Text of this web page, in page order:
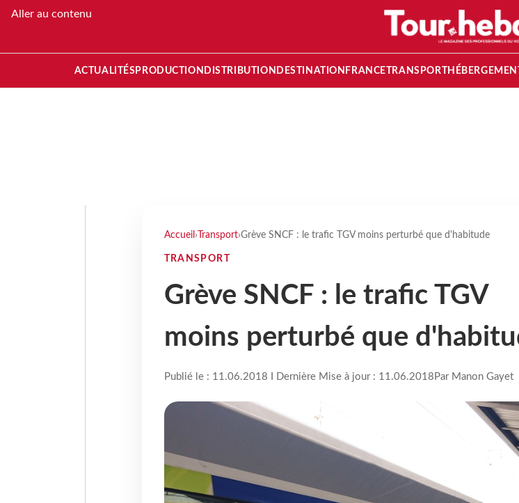
Aller au contenu
ACTUALITÉS PRODUCTION DISTRIBUTION DESTINATION FRANCETRANSPORT
Accueil › Transport›Grève SNCF : le trafic TGV moins perturbé que d'habitude
TRANSPORT
Grève SNCF : le trafic TGV
moins perturbé que
Publié le : 11.06.2018 I Dernière Mise à jour : 11.06.2018 Par Manon Gayet